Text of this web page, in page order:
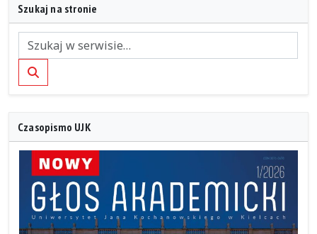
Szukaj na stronie
Szukaj
Czasopismo UJK